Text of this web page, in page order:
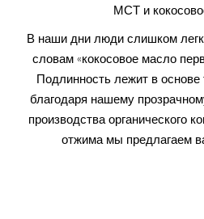
МСТ и
В наши дни люди слишком
словам «кокосовое масло
Подлинность лежит в основе
благодаря нашему
производства органического
отжима мы предлагаем